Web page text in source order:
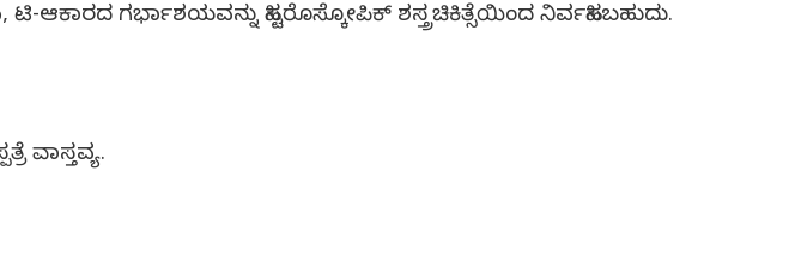
ಗರ್ಭಾಶಯವನ್ನು ಹಿಸ್ಟರೊಸ್ಕೋಪಿಕ್ ಶಸ್ತ್ರಚಿಕಿತ್ಸೆಯಿಂದ ನಿರ್ವಹಿಸಬಹುದು.
ವಾಸ್ತವ್ಯ.